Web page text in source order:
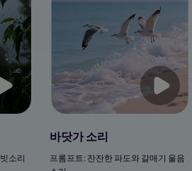
소리
바닷가 소리
프롬프트: 잔잔한 파도와 갈매기 울음